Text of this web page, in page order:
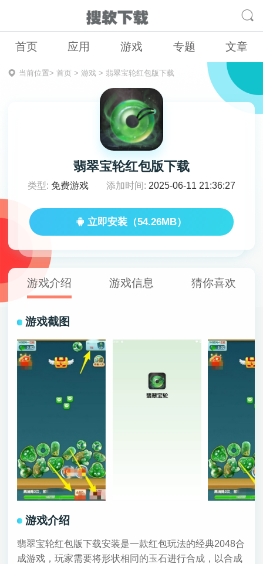
首页 应用 游戏 专题 文章
当前位置> 首页> 游戏> 翡翠宝轮红包版下载
翡翠宝轮红包版下载
类型: 免费游戏 添加时间: 2025-06-11 21:36:27
立即安装（54.26MB）
游戏介绍 游戏信息 猜你喜欢
游戏截图
游戏介绍
翡翠宝轮红包版下载安装是一款红包玩法的经典2048合
成游戏，玩家需要将形状相同的玉石进行合成，以合成